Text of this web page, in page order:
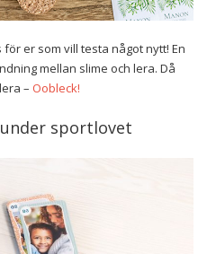
er som vill testa något nytt! En
mellan slime och lera. Då
– Oobleck!
sportlovet